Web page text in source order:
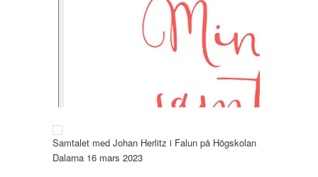
Samtalet med Johan Herlitz i Falun på Högskolan
Dalarna 16 mars 2023